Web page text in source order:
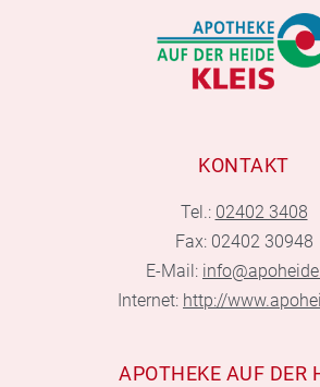
KONTAKT
Tel.: 02402 3408
Fax: 02402 30948
E-Mail:
Internet: http://
APOTHEKE AUF DER